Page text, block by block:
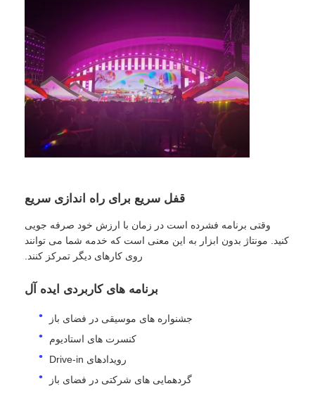
صفحه نمایش LED SMD
صفحه نمایش LED بیرونی
قفل سریع برای راه اندازی سریع
وقتی برنامه فشرده است در زمان با ارزش خود صرفه جویی
کنید. مونتاژ بدون ابزار به این معنی است که خدمه شما می توانند
روی کارهای دیگر تمرکز کنند.
برنامه های کاربردی ایده آل
جشنواره های موسیقی در فضای باز
کنسرت های استادیوم
رویدادهای Drive-in
گردهمایی های شرکتی در فضای باز